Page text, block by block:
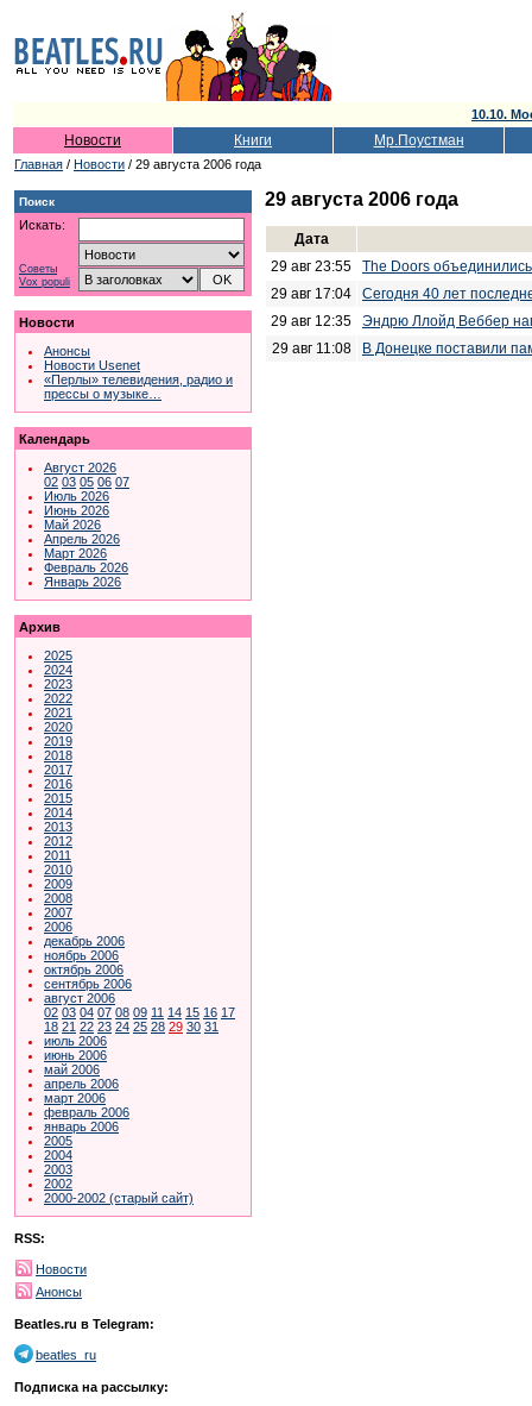
10.10.
Новости Книги Мр.Поустман
Главная / Новости / 29 августа 2006 года
Поиск
Искать:
Советы
Vox populi
Новости
Анонсы
Новости Usenet
«Перлы» телевидения, радио и
прессы о музыке…
Календарь
Август 2026
02 03 05 06 07
Июль 2026
Июнь 2026
Май 2026
Апрель 2026
Март 2026
Февраль 2026
Январь 2026
Архив
2025
2024
2023
2022
2021
2020
2019
2018
2017
2016
2015
2014
2013
2012
2011
2010
2009
2008
2007
2006
декабрь 2006
ноябрь 2006
октябрь 2006
сентябрь 2006
август 2006
02 03 04 07 08 09 11 14 15 16 17
18 21 22 23 24 25 28 29 30 31
июль 2006
июнь 2006
май 2006
апрель 2006
март 2006
февраль 2006
январь 2006
2005
2004
2003
2002
2000-2002 (старый сайт)
RSS:
Новости
Анонсы
Beatles.ru в Telegram:
beatles_ru
Подписка на рассылку:
29 августа 2006 года
Дата
29 авг 23:55
The Doors
29 авг 17:04
Сегодня 40 лет
29 авг 12:35
Эндрю Ллойд Веббер
29 авг 11:08
В Донецке поставили